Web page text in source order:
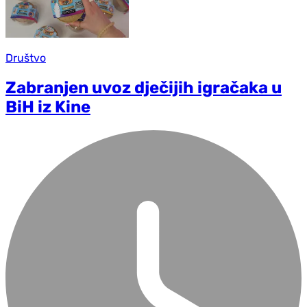
Društvo
Zabranjen uvoz dječijih igračaka u
BiH iz Kine